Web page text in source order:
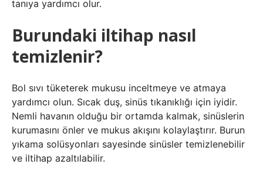
tanıya yardımcı olur.
Burundaki iltihap nasıl
temizlenir?
Bol sıvı tüketerek mukusu inceltmeye ve atmaya
yardımcı olun. Sıcak duş, sinüs tıkanıklığı için iyidir.
Nemli havanın olduğu bir ortamda kalmak, sinüslerin
kurumasını önler ve mukus akışını kolaylaştırır. Burun
yıkama solüsyonları sayesinde sinüsler temizlenebilir
ve iltihap azaltılabilir.